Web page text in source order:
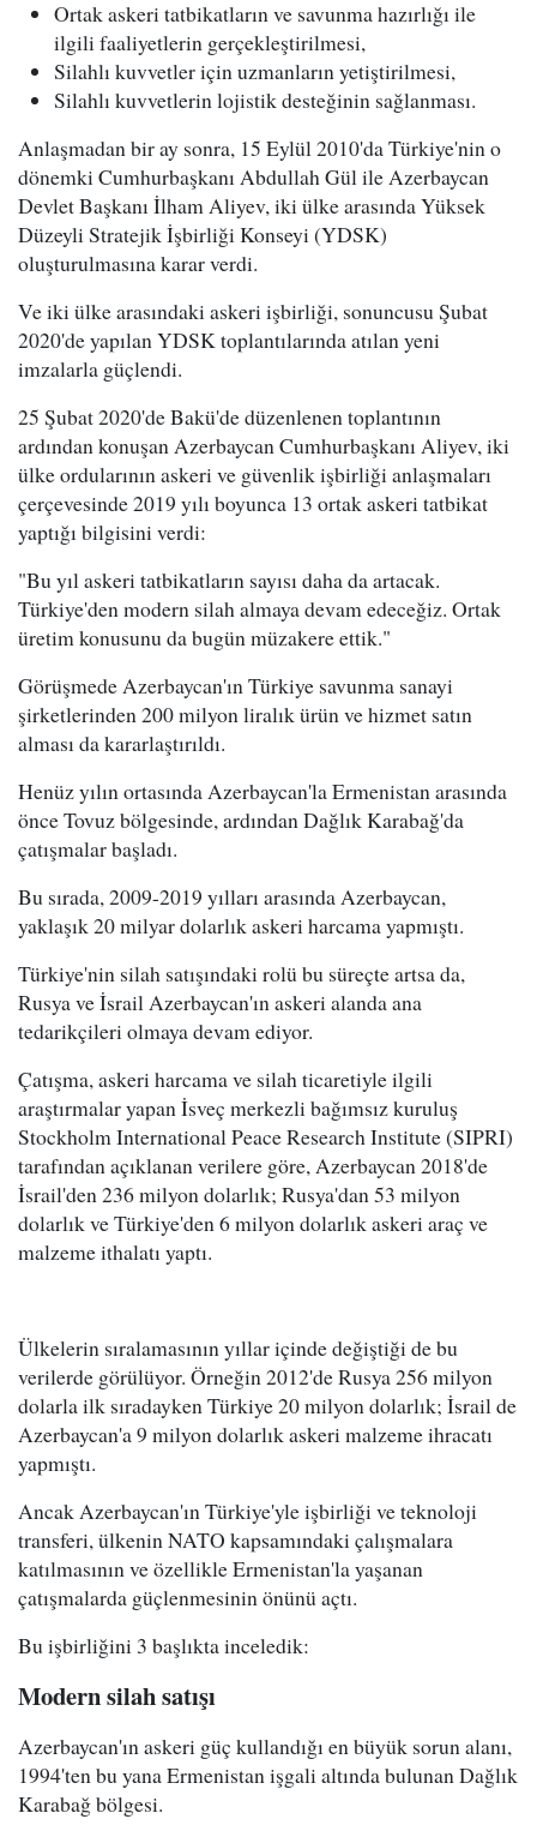
Ortak askeri tatbikatların ve savunma hazırlığı ile
ilgili faaliyetlerin gerçekleştirilmesi,
Silahlı kuvvetler için uzmanların yetiştirilmesi,
Silahlı kuvvetlerin lojistik desteğinin sağlanması.
Anlaşmadan bir ay sonra, 15 Eylül 2010'da Türkiye'nin o
dönemki Cumhurbaşkanı Abdullah Gül ile Azerbaycan
Devlet Başkanı İlham Aliyev, iki ülke arasında Yüksek
Düzeyli Stratejik İşbirliği Konseyi (YDSK)
oluşturulmasına karar verdi.
Ve iki ülke arasındaki askeri işbirliği, sonuncusu Şubat
2020'de yapılan YDSK toplantılarında atılan yeni
imzalarla güçlendi.
25 Şubat 2020'de Bakü'de düzenlenen toplantının
ardından konuşan Azerbaycan Cumhurbaşkanı Aliyev, iki
ülke ordularının askeri ve güvenlik işbirliği anlaşmaları
çerçevesinde 2019 yılı boyunca 13 ortak askeri tatbikat
yaptığı bilgisini verdi:
"Bu yıl askeri tatbikatların sayısı daha da artacak.
Türkiye'den modern silah almaya devam edeceğiz. Ortak
üretim konusunu da bugün müzakere ettik."
Görüşmede Azerbaycan'ın Türkiye savunma sanayi
şirketlerinden 200 milyon liralık ürün ve hizmet satın
alması da kararlaştırıldı.
Henüz yılın ortasında Azerbaycan'la Ermenistan arasında
önce Tovuz bölgesinde, ardından Dağlık Karabağ'da
çatışmalar başladı.
Bu sırada, 2009-2019 yılları arasında Azerbaycan,
yaklaşık 20 milyar dolarlık askeri harcama yapmıştı.
Türkiye'nin silah satışındaki rolü bu süreçte artsa da,
Rusya ve İsrail Azerbaycan'ın askeri alanda ana
tedarikçileri olmaya devam ediyor.
Çatışma, askeri harcama ve silah ticaretiyle ilgili
araştırmalar yapan İsveç merkezli bağımsız kuruluş
Stockholm International Peace Research Institute (SIPRI)
tarafından açıklanan verilere göre, Azerbaycan 2018'de
İsrail'den 236 milyon dolarlık; Rusya'dan 53 milyon
dolarlık ve Türkiye'den 6 milyon dolarlık askeri araç ve
malzeme ithalatı yaptı.
Ülkelerin sıralamasının yıllar içinde değiştiği de bu
verilerde görülüyor. Örneğin 2012'de Rusya 256 milyon
dolarla ilk sıradayken Türkiye 20 milyon dolarlık; İsrail de
Azerbaycan'a 9 milyon dolarlık askeri malzeme ihracatı
yapmıştı.
Ancak Azerbaycan'ın Türkiye'yle işbirliği ve teknoloji
transferi, ülkenin NATO kapsamındaki çalışmalara
katılmasının ve özellikle Ermenistan'la yaşanan
çatışmalarda güçlenmesinin önünü açtı.
Bu işbirliğini 3 başlıkta inceledik:
Modern silah satışı
Azerbaycan'ın askeri güç kullandığı en büyük sorun alanı,
1994'ten bu yana Ermenistan işgali altında bulunan Dağlık
Karabağ bölgesi.